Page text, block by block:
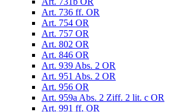
Art. 736 ff. OR
Art. 754 OR
Art. 757 OR
Art. 802 OR
Art. 846 OR
Art. 939 Abs. 2 OR
Art. 951 Abs. 2 OR
Art. 956 OR
Art. 959a Abs. 2 Ziff. 2 lit. c OR
Art. 991 ff. OR